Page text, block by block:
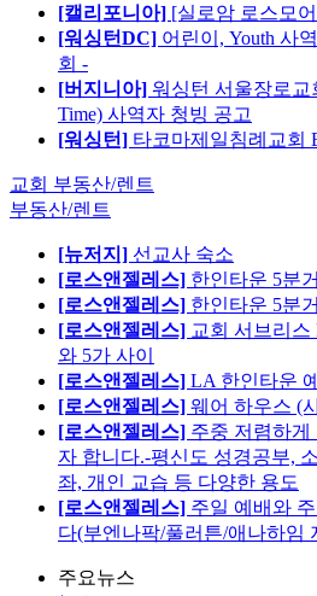
[캘리포니아] [실로암 로스모
[워싱턴DC] 어린이, Youth 사
회 -
[버지니아] 워싱턴 서울장로교
Time) 사역자 청빙 공고
[워싱턴] 타코마제일침례교회
교회 부동산/렌트
부동산/렌트
[뉴저지] 선교사 숙소
[로스앤젤레스] 한인타운 5분
[로스앤젤레스] 한인타운 5분
[로스앤젤레스] 교회 서브리
와 5가 사이
[로스앤젤레스] LA 한인타운
[로스앤젤레스] 웨어 하우스 (
[로스앤젤레스] 주중 저렴하게
자 합니다.-평신도 성경공부,
좌, 개인 교습 등 다양한 용도
[로스앤젤레스] 주일 예배와
다(부엔나팍/풀러튼/애나하임
주요뉴스